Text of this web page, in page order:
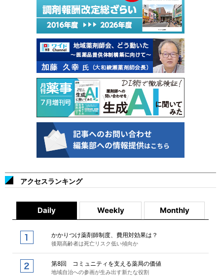
アクセスランキング
Daily Weekly Monthly
かかりつけ薬剤師制度、費用対効果は？
後期高齢者は死亡リスク低い傾向か
第8回 コミュニティを支える薬局の価値
地域自治への参画が生み出す新たな役割